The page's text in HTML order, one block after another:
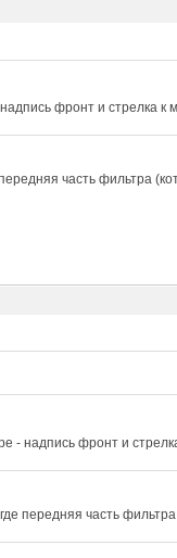
фронт и стрелка
часть фильтра
- надпись фронт и
передняя часть